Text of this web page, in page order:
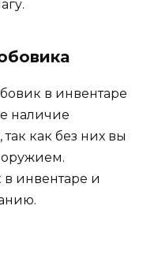
в инвентаре
наличие
как без них вы
оружием.
инвентаре и